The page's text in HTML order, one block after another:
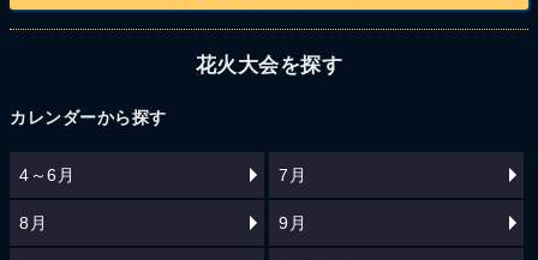
花火大会を探す
カレンダーから探す
4～6月 7月
8月 9月